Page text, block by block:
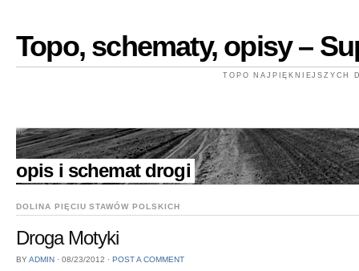
Topo, schematy, opisy –
TOPO NAJPIĘKNIEJSZYCH
//
opis i schemat drogi
DOLINA PIĘCIU STAWÓW POLSKICH
Droga Motyki
BYADMIN ⋅ 08/23/2012 ⋅ POST A COMMENT